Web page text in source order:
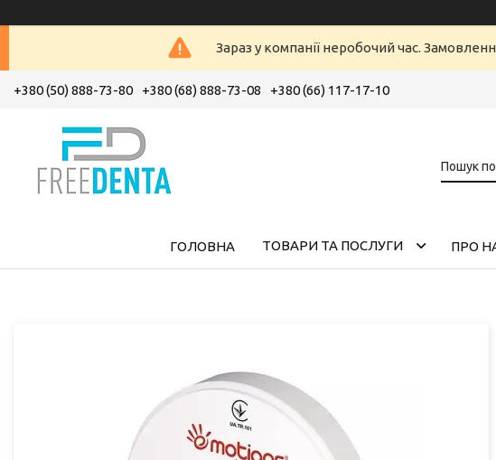
Зараз у компанії неробочий час.
+380 (50) 888-73-80 +380 (68) 888-73-08 +380 (66) 117-17-10
ГОЛОВНА ТОВАРИ ТА ПОСЛУГИ ПРО